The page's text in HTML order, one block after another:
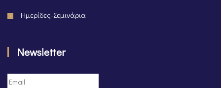
Ημερίδες-Σεμινάρια
Newsletter